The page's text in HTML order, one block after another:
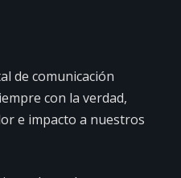
de comunicación
con la verdad,
e impacto a nuestros